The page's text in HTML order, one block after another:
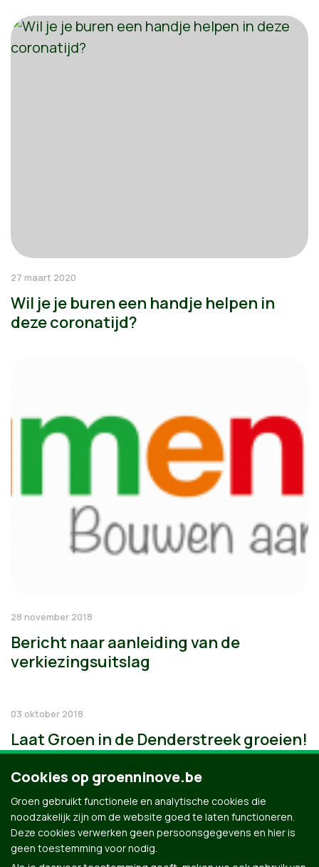
27 maart 2020
Wil je je buren een handje helpen in
deze coronatijd?
28 november 2018
Bericht naar aanleiding van de
verkiezingsuitslag
03 oktober 2018
Laat Groen in de Denderstreek groeien!
Cookies op groenninove.be
Groen gebruikt functionele en analytische cookies die
noodzakelijk zijn om de website goed te laten functioneren.
Deze cookies verwerken geen persoonsgegevens en hier is
geen toestemming voor nodig.